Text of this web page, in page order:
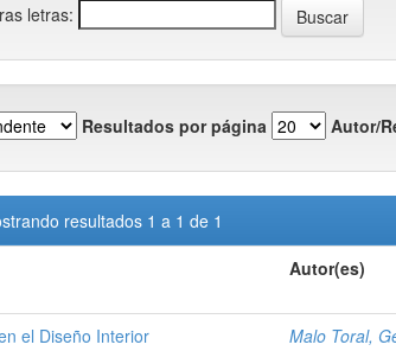
letras:
Resultados por página Autor/
resultados 1 a 1 de 1
Autor(es)
el Diseño Interior Malo Toral,